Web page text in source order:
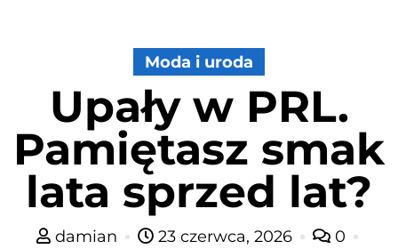
Moda i uroda
Upały w PRL.
Pamiętasz smak
lata sprzed lat?
damian 23 czerwca, 2026 0